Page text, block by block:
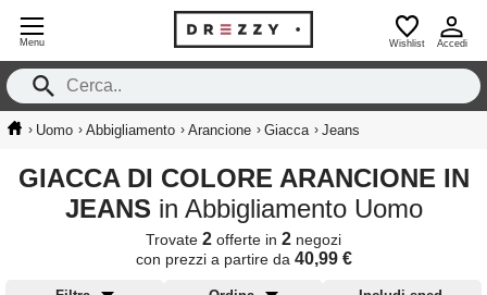
Menu Wishlist Accedi
› Uomo › Abbigliamento › Arancione › Giacca › Jeans
GIACCA DI COLORE ARANCIONE IN
JEANS in Abbigliamento Uomo
Trovate 2 offerte in 2 negozi
con prezzi a partire da 40,99 €